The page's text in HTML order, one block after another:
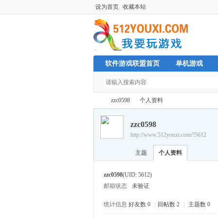
设为首页 收藏本站
软件游戏联盟首页 单机游戏
›
zzc0598 个人资料
zzc0598
http://www.512youxi.com/?5612
主题 个人资料
zzc0598(UID: 5612)
邮箱状态
未验证
统计信息 好友数 0 回帖数 2 主题数 0